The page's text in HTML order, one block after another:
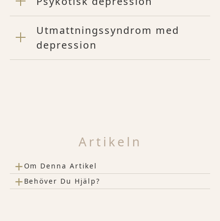
Utmattningssyndrom med
depression
Artikeln
+ Om Denna Artikel
+ Behöver Du Hjälp?